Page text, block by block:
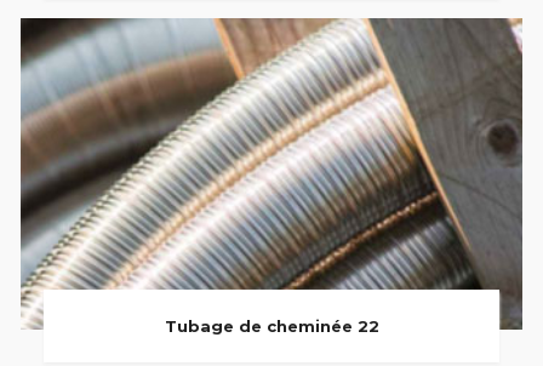
Tubage de cheminée 22